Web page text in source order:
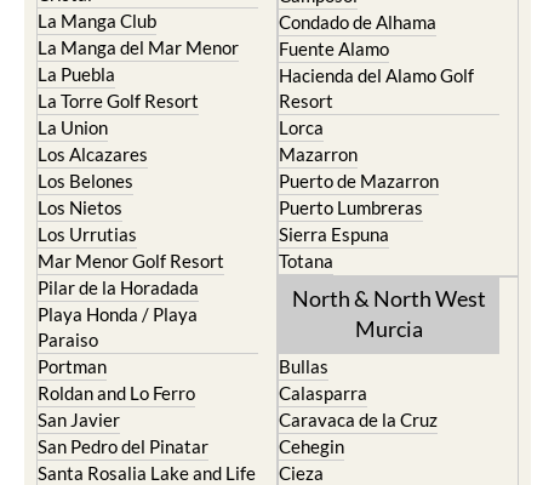
La Manga Club
La Manga del Mar Menor
La Puebla
La Torre Golf Resort
La Union
Los Alcazares
Los Belones
Los Nietos
Los Urrutias
Mar Menor Golf Resort
Pilar de la Horadada
Playa Honda / Playa
Paraiso
Portman
Roldan and Lo Ferro
San Javier
San Pedro del Pinatar
Santa Rosalia Lake and Life
Condado de Alhama
Fuente Alamo
Hacienda del Alamo Golf
Resort
Lorca
Mazarron
Puerto de Mazarron
Puerto Lumbreras
Sierra Espuna
Totana
North & North West
Murcia
Bullas
Calasparra
Caravaca de la Cruz
Cehegin
Cieza